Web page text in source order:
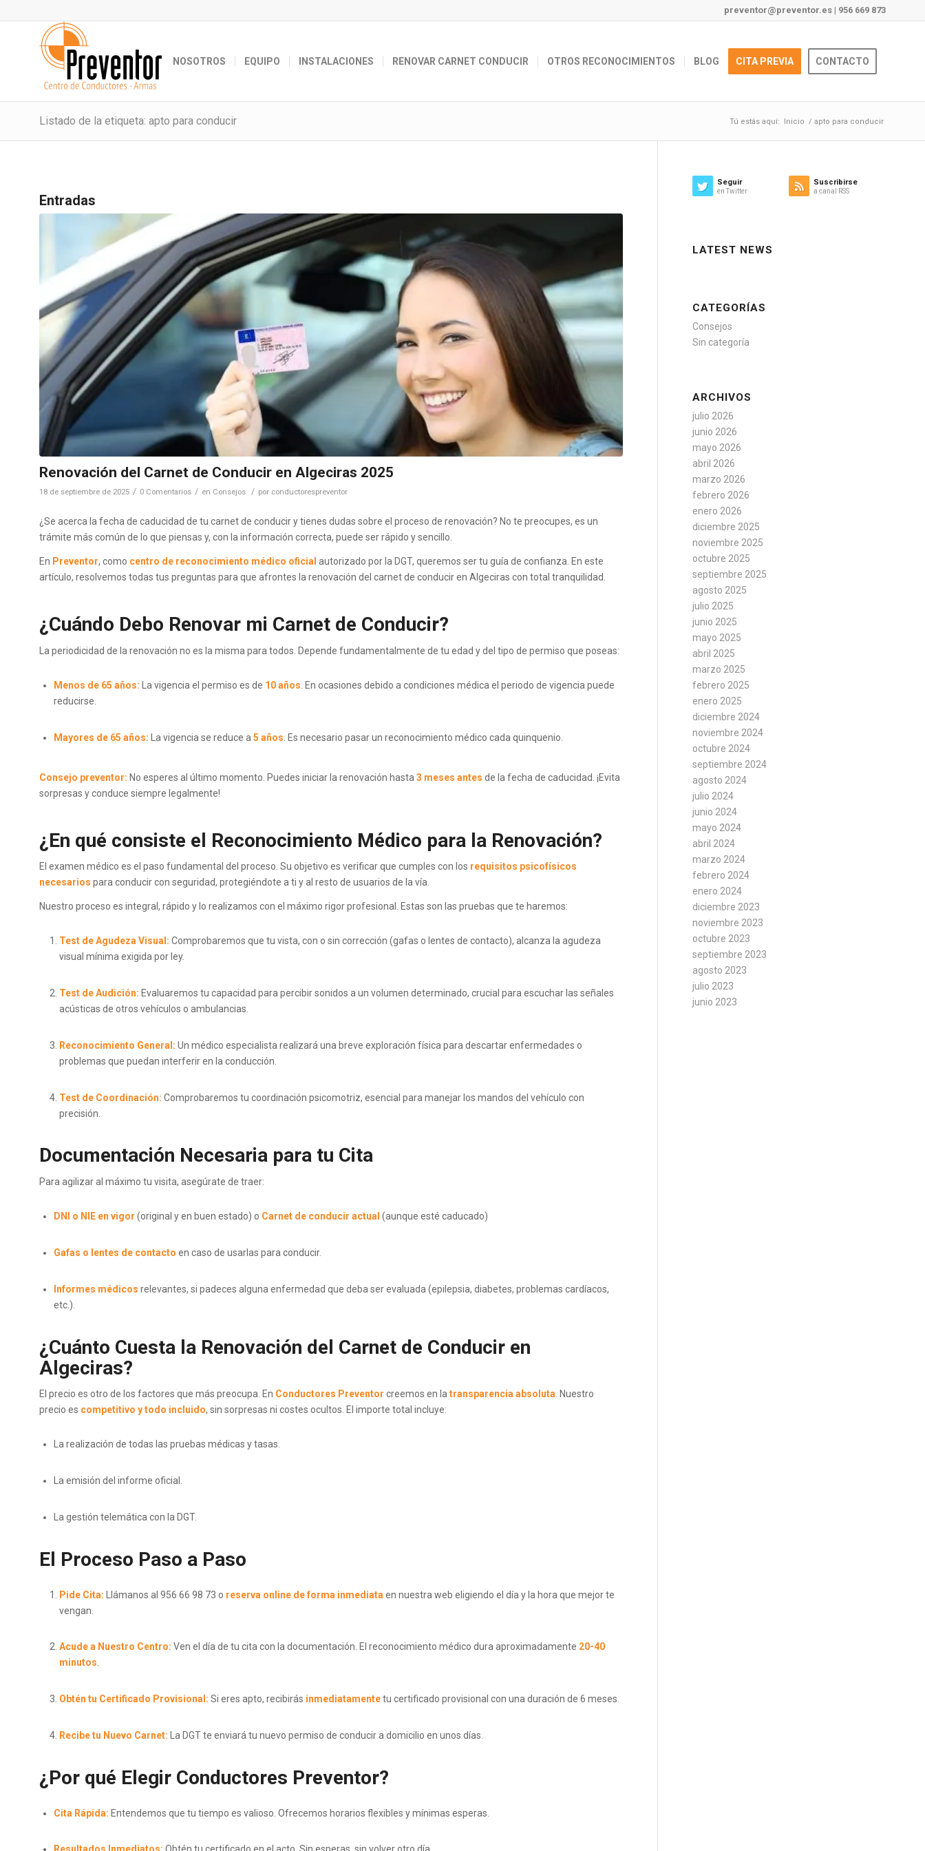
preventor@preventor.es | 956 669 873
NOSOTROS EQUIPO INSTALACIONES RENOVAR CARNET CONDUCIR OTROS RECONOCIMIENTOS BLOG CITA PREVIA CONTACTO
Listado de la etiqueta: apto para conducir Tú estás aquí: Inicio / apto para conducir
Entradas
Renovación del Carnet de Conducir en Algeciras 2025
18 de septiembre de 2025 / 0 Comentarios / en Consejos / por conductorespreventor
¿Se acerca la fecha de caducidad de tu carnet de conducir y tienes dudas sobre el proceso de renovación? No te preocupes, es un
trámite más común de lo que piensas y, con la información correcta, puede ser rápido y sencillo.
En Preventor, como centro de reconocimiento médico oficial autorizado por la DGT, queremos ser tu guía de confianza. En este
artículo, resolvemos todas tus preguntas para que afrontes la renovación del carnet de conducir en Algeciras con total tranquilidad.
¿Cuándo Debo Renovar mi Carnet de Conducir?
La periodicidad de la renovación no es la misma para todos. Depende fundamentalmente de tu edad y del tipo de permiso que poseas:
Menos de 65 años: La vigencia el permiso es de 10 años . En ocasiones debido a condiciones médica el periodo de vigencia puede
reducirse.
Mayores de 65 años: La vigencia se reduce a 5 años . Es necesario pasar un reconocimiento médico cada quinquenio.
Consejo preventor: No esperes al último momento. Puedes iniciar la renovación hasta 3 meses antes de la fecha de caducidad. ¡Evita
sorpresas y conduce siempre legalmente!
¿En qué consiste el Reconocimiento Médico para la Renovación?
El examen médico es el paso fundamental del proceso. Su objetivo es verificar que cumples con los requisitos psicofísicos
necesarios para conducir con seguridad, protegiéndote a ti y al resto de usuarios de la vía.
Nuestro proceso es integral, rápido y lo realizamos con el máximo rigor profesional. Estas son las pruebas que te haremos:
Test de Agudeza Visual: Comprobaremos que tu vista, con o sin corrección (gafas o lentes de contacto), alcanza la agudeza
visual mínima exigida por ley.
Test de Audición: Evaluaremos tu capacidad para percibir sonidos a un volumen determinado, crucial para escuchar las señales
acústicas de otros vehículos o ambulancias.
Reconocimiento General: Un médico especialista realizará una breve exploración física para descartar enfermedades o
problemas que puedan interferir en la conducción.
Test de Coordinación: Comprobaremos tu coordinación psicomotriz, esencial para manejar los mandos del vehículo con
precisión.
Documentación Necesaria para tu Cita
Para agilizar al máximo tu visita, asegúrate de traer:
DNI o NIE en vigor (original y en buen estado) o Carnet de conducir actual (aunque esté caducado)
Gafas o lentes de contacto en caso de usarlas para conducir.
Informes médicos relevantes, si padeces alguna enfermedad que deba ser evaluada (epilepsia, diabetes, problemas cardíacos,
etc.).
¿Cuánto Cuesta la Renovación del Carnet de Conducir en
Algeciras?
El precio es otro de los factores que más preocupa. En Conductores Preventor creemos en latransparencia absoluta. Nuestro
precio es competitivo y todo incluido, sin sorpresas ni costes ocultos. El importe total incluye:
La realización de todas las pruebas médicas y tasas.
La emisión del informe oficial.
La gestión telemática con la DGT.
El Proceso Paso a Paso
Pide Cita: Llámanos al 956 66 98 73 o reserva online de forma inmediata en nuestra web eligiendo el día y la hora que mejor te
vengan.
Acude a Nuestro Centro: Ven el día de tu cita con la documentación. El reconocimiento médico dura aproximadamente 20-40
minutos.
Obtén tu Certificado Provisional: Si eres apto, recibirás inmediatamentetu certificado provisional con una duración de 6 meses.
Recibe tu Nuevo Carnet: La DGT te enviará tu nuevo permiso de conducir a domicilio en unos días.
¿Por qué Elegir Conductores Preventor?
Cita Rápida: Entendemos que tu tiempo es valioso. Ofrecemos horarios flexibles y mínimas esperas.
Seguir
en Twitter
Suscribirse
a canal RSS
LATEST NEWS
CATEGORÍAS
Consejos
Sin categoría
ARCHIVOS
julio 2026
junio 2026
mayo 2026
abril 2026
marzo 2026
febrero 2026
enero 2026
diciembre 2025
noviembre 2025
octubre 2025
septiembre 2025
agosto 2025
julio 2025
junio 2025
mayo 2025
abril 2025
marzo 2025
febrero 2025
enero 2025
diciembre 2024
noviembre 2024
octubre 2024
septiembre 2024
agosto 2024
julio 2024
junio 2024
mayo 2024
abril 2024
marzo 2024
febrero 2024
enero 2024
diciembre 2023
noviembre 2023
octubre 2023
septiembre 2023
agosto 2023
julio 2023
junio 2023